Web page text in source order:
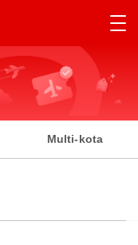
Multi-kota